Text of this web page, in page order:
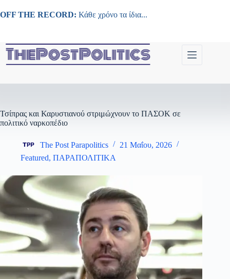
στο
OFF THE RECORD: Κάθε χρόνο τα ίδια...
Τσίπρας και Καρυστιανού στριμώχνουν το ΠΑΣΟΚ σε
πολιτικό ναρκοπέδιο
The Post Parapolitics
21 Μαΐου, 2026
Featured, ΠΑΡΑΠΟΛΙΤΙΚΑ